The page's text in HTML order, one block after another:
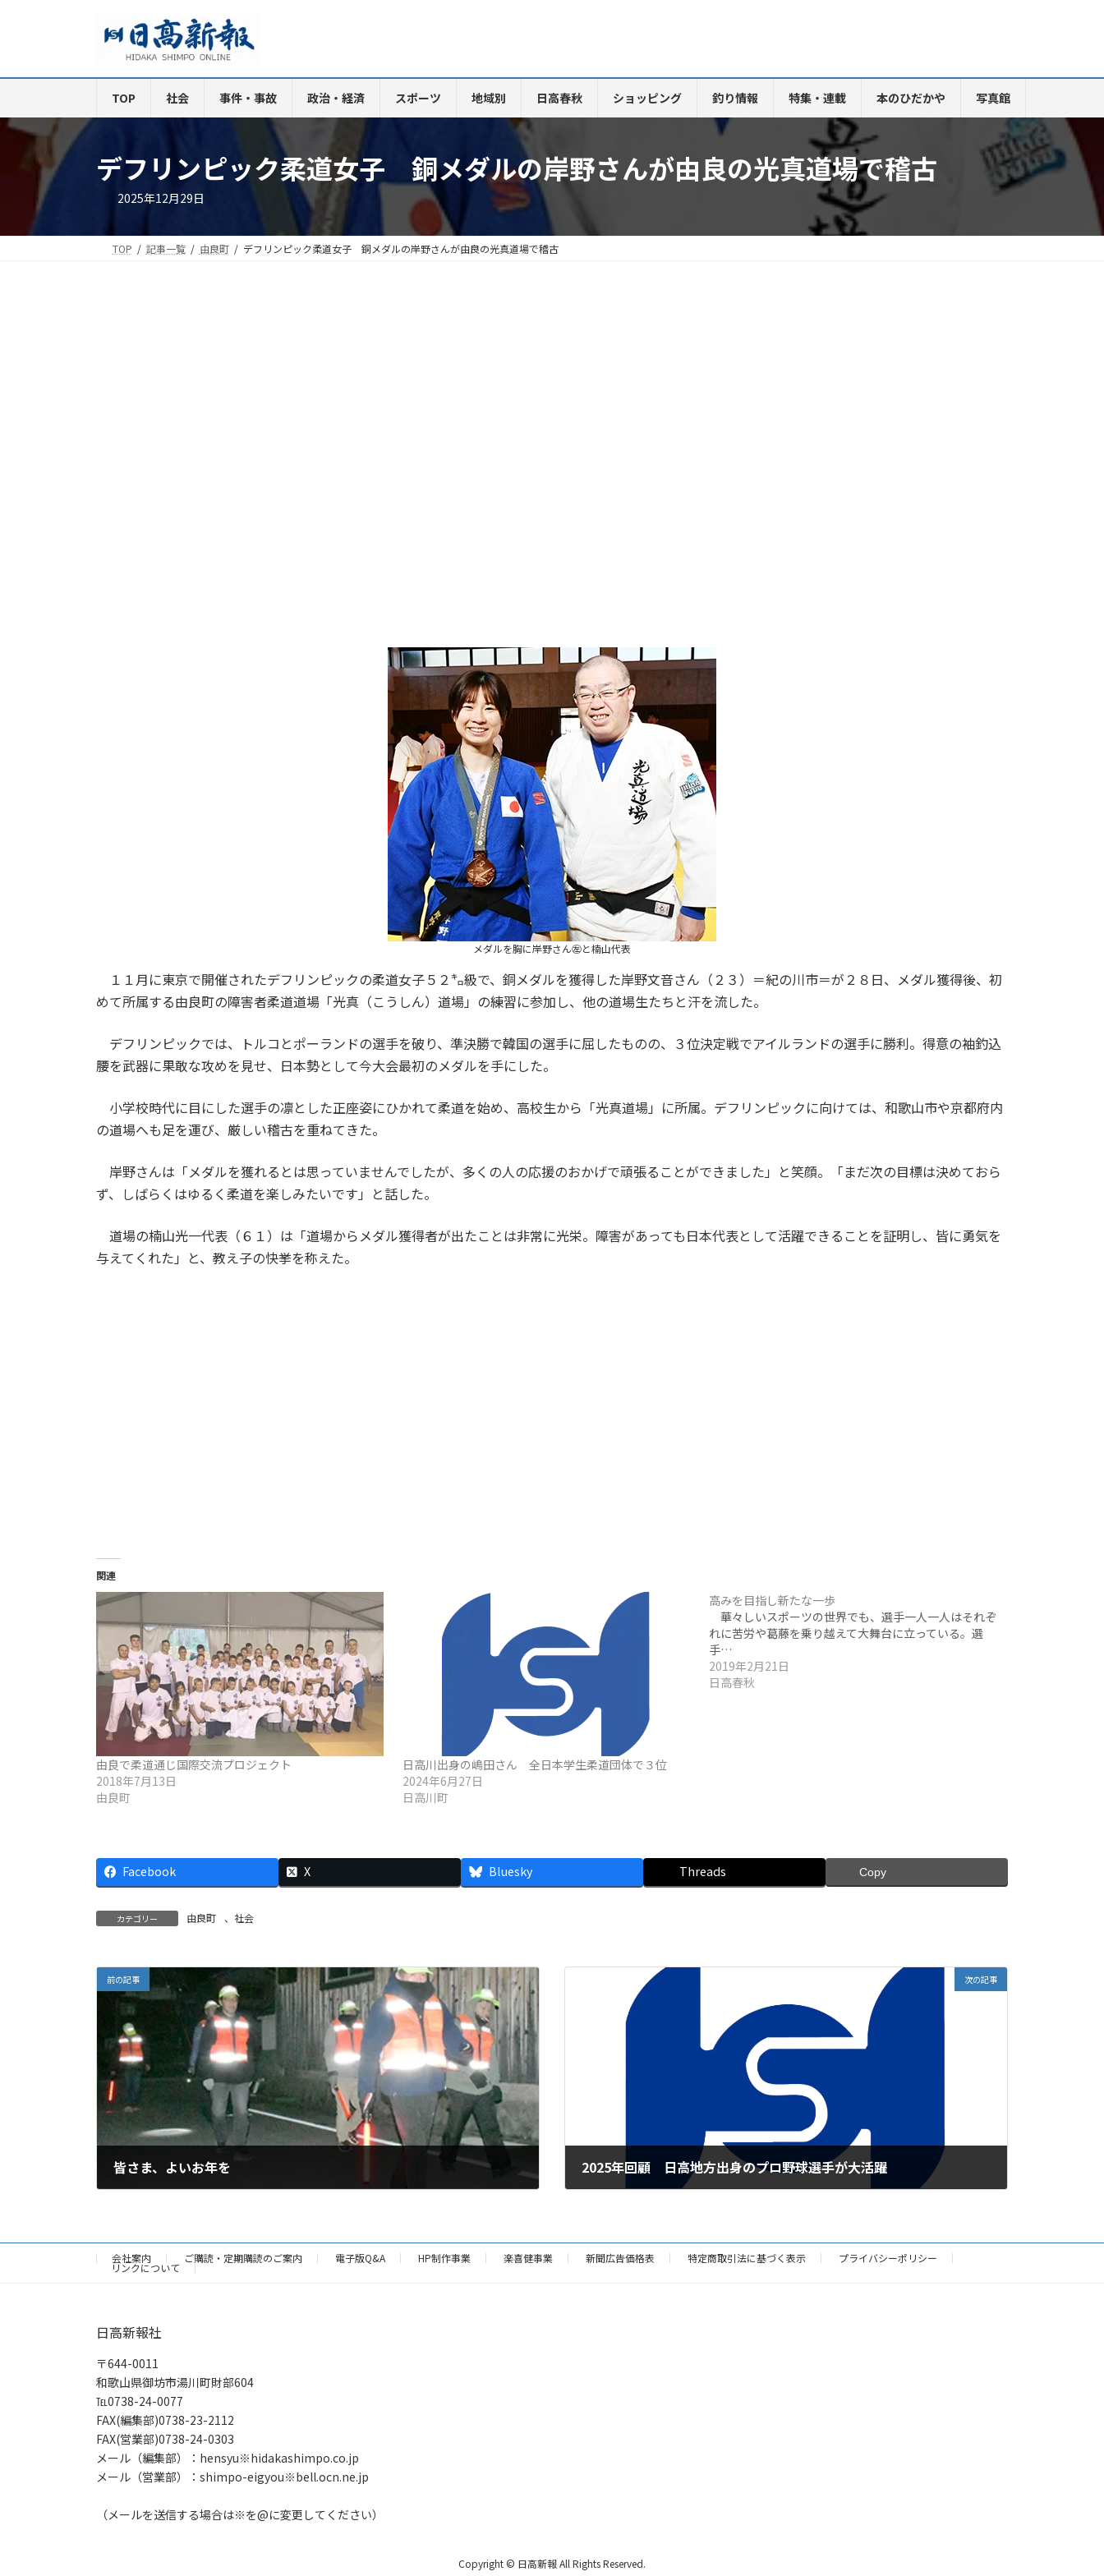
ス
ン
TOP 社会 事件・事故 政治・経済 スポーツ 地域別 日高春秋 ショッピング 釣り情報 特集・連載 本のひだかや 写真館
デフリンピック柔道女子 銅メダルの岸野さんが由良の光真道場で稽古
2025年12月29日
TOP 記事一覧 由良町 デフリンピック柔道女子 銅メダルの岸野さんが由良の光真道場で稽古
メダルを胸に岸野さん㊧と楠山代表
１１月に東京で開催されたデフリンピックの柔道女子５２㌔級で、銅メダルを獲得した岸野文音さん（２３）＝紀の川市＝が２８日、メダル獲得後、初
めて所属する由良町の障害者柔道道場「光真（こうしん）道場」の練習に参加し、他の道場生たちと汗を流した。
デフリンピックでは、トルコとポーランドの選手を破り、準決勝で韓国の選手に屈したものの、３位決定戦でアイルランドの選手に勝利。得意の袖釣込
腰を武器に果敢な攻めを見せ、日本勢として今大会最初のメダルを手にした。
小学校時代に目にした選手の凛とした正座姿にひかれて柔道を始め、高校生から「光真道場」に所属。デフリンピックに向けては、和歌山市や京都府内
の道場へも足を運び、厳しい稽古を重ねてきた。
岸野さんは「メダルを獲れるとは思っていませんでしたが、多くの人の応援のおかげで頑張ることができました」と笑顔。「まだ次の目標は決めておら
ず、しばらくはゆるく柔道を楽しみたいです」と話した。
道場の楠山光一代表（６１）は「道場からメダル獲得者が出たことは非常に光栄。障害があっても日本代表として活躍できることを証明し、皆に勇気を
与えてくれた」と、教え子の快挙を称えた。
関連
由良で柔道通じ国際交流プロジェクト
2018年7月13日
由良町
日高川出身の嶋田さん 全日本学生柔道団体で３位
2024年6月27日
日高川町
高みを目指し新たな一歩
華々しいスポーツの世界でも、選手一人一人はそれぞ
れに苦労や葛藤を乗り越えて大舞台に立っている。選
手…
2019年2月21日
日高春秋
Facebook X Bluesky Threads Copy
カテゴリー 由良町 、 社会
前の記事
皆さま、よいお年を
次の記事
2025年回顧 日高地方出身のプロ野球選手が大活躍
会社案内 ご購読・定期購読のご案内 電子版Q&A HP制作事業 楽喜健事業 新聞広告価格表 特定商取引法に基づく表示 プライバシーポリシー
リンクについて
日高新報社
〒644-0011
和歌山県御坊市湯川町財部604
℡0738-24-0077
FAX(編集部)0738-23-2112
FAX(営業部)0738-24-0303
メール（編集部）：hensyu※hidakashimpo.co.jp
メール（営業部）：shimpo-eigyou※bell.ocn.ne.jp
（メールを送信する場合は※を@に変更してください）
Copyright © 日高新報 All Rights Reserved.